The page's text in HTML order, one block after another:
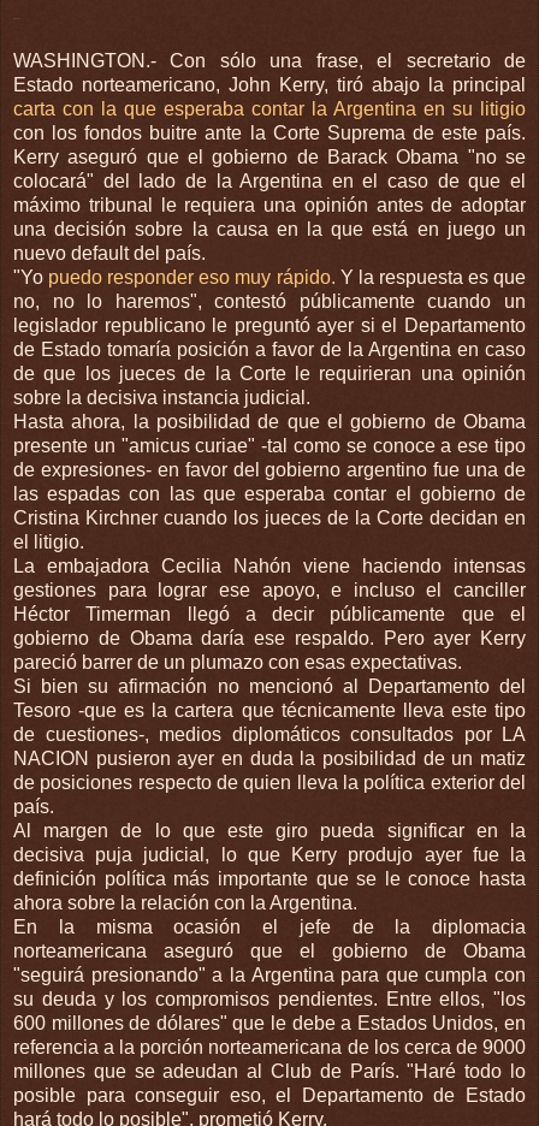
WASHINGTON.- Con sólo una frase, el secretario de
Estado norteamericano, John Kerry, tiró abajo la principal
carta con la que esperaba contar la Argentina en su litigio
con
los fondos buitre ante la Corte Suprema de este país.
Kerry aseguró que el gobierno de Barack Obama "no se
colocará" del lado de la Argentina en el caso de que el
máximo tribunal le requiera una opinión antes de adoptar
una decisión sobre la causa en la que está en juego un
nuevo default del país.
"Yo puedo responder eso muy rápido. Y la respuesta es que
no, no lo haremos", contestó públicamente cuando un
legislador republicano le preguntó ayer si el Departamento
de Estado tomaría posición a favor de la Argentina en caso
de que los jueces de la Corte le requirieran una opinión
sobre la decisiva instancia judicial.
Hasta ahora, la posibilidad de que el gobierno de Obama
presente un "amicus curiae" -tal como se conoce a ese tipo
de expresiones- en favor del gobierno argentino fue una de
las espadas con las que esperaba contar el gobierno de
Cristina Kirchner cuando los jueces de la Corte decidan en
el litigio.
La embajadora Cecilia Nahón viene haciendo intensas
gestiones para lograr ese apoyo, e incluso el canciller
Héctor Timerman llegó a decir públicamente que el
gobierno de Obama daría ese respaldo. Pero ayer Kerry
pareció barrer de un plumazo con esas expectativas.
Si bien su afirmación no mencionó al Departamento del
Tesoro -que es la cartera que técnicamente lleva este tipo
de cuestiones-, medios diplomáticos consultados por LA
NACION pusieron ayer en duda la posibilidad de un matiz
de posiciones respecto de quien lleva la política exteriordel
país.
Al margen de lo que este giro pueda significar en la
decisiva puja judicial, lo que Kerry produjo ayer fue la
definición política más importante que se le conoce hasta
ahora sobre la relación con la Argentina.
En la misma ocasión el jefe de la diplomacia
norteamericana aseguró que el gobierno de Obama
"seguirá presionando" a la Argentina para que cumpla con
su deuda y los compromisos pendientes. Entre ellos, "los
600 millones de dólares" que le debe a Estados Unidos, en
referencia a la porción norteamericana de los cerca de 9000
millones que se adeudan al Club de París. "Haré todo lo
posible para conseguir eso, el Departamento de Estado
hará todo lo posible", prometió Kerry.